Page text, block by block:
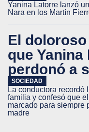
Yanina Latorre lanzó
Nara en los Martín
El
que
perdonó a
SOCIEDAD
La conductora recordó
familia y confesó que
marcado para siempre
madre